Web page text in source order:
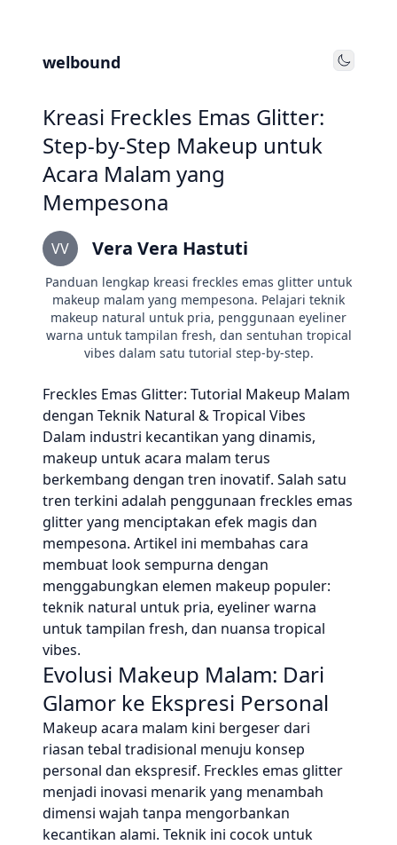
welbound Toggle
Kreasi Freckles Emas Glitter:
Step-by-Step Makeup untuk
Acara Malam yang
Mempesona
VV Vera Vera Hastuti
Panduan lengkap kreasi freckles emas glitter untuk
makeup malam yang mempesona. Pelajari teknik
makeup natural untuk pria, penggunaan eyeliner
warna untuk tampilan fresh, dan sentuhan tropical
vibes dalam satu tutorial step-by-step.
Freckles Emas Glitter: Tutorial Makeup Malam
dengan Teknik Natural & Tropical Vibes
Dalam industri kecantikan yang dinamis,
makeup untuk acara malam terus
berkembang dengan tren inovatif. Salah satu
tren terkini adalah penggunaan freckles emas
glitter yang menciptakan efek magis dan
mempesona. Artikel ini membahas cara
membuat look sempurna dengan
menggabungkan elemen makeup populer:
teknik natural untuk pria, eyeliner warna
untuk tampilan fresh, dan nuansa tropical
vibes.
Evolusi Makeup Malam: Dari
Glamor ke Ekspresi Personal
Makeup acara malam kini bergeser dari
riasan tebal tradisional menuju konsep
personal dan ekspresif. Freckles emas glitter
menjadi inovasi menarik yang menambah
dimensi wajah tanpa mengorbankan
kecantikan alami. Teknik ini cocok untuk